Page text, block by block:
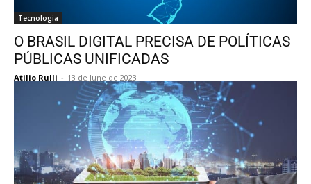
Tecnologia
O BRASIL DIGITAL PRECISA DE POLÍTICAS
PÚBLICAS UNIFICADAS
Atilio Rulli - 13 de June de 2023